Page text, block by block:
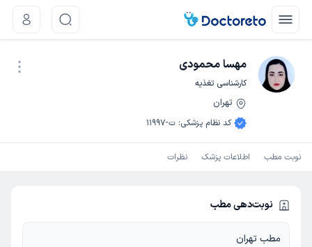
مهسا محمودی
کارشناسی تغذیه
تهران
کد نظام پزشکی: ت-11997
نوبت مطب اطلاعات پزشک نظرات
نوبت‌دهی مطب
مطب تهران